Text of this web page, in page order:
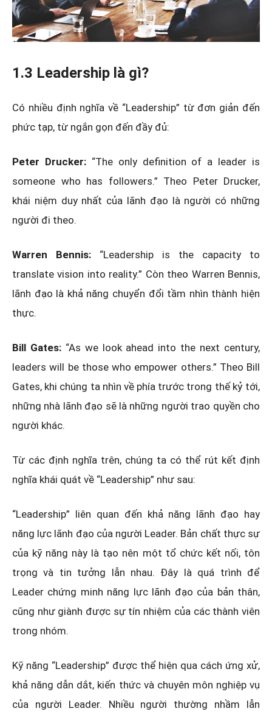
1.3 Leadership là gì?
Có nhiều định nghĩa về “Leadership” từ đơn giản đến
phức tạp, từ ngắn gọn đến đầy đủ:
Peter Drucker:“The only definition of a leader is
someone who has followers.” Theo Peter Drucker,
khái niệm duy nhất của lãnh đạo là người có những
người đi theo.
Warren Bennis: “Leadership is the capacity to
translate vision into reality.” Còn theo Warren Bennis,
lãnh đạo là khả năng chuyển đổi tầm nhìn thành hiện
thực.
Bill Gates: “As we look ahead into the next century,
leaders will be those who empower others.” Theo Bill
Gates, khi chúng ta nhìn về phía trước trong thế kỷ tới,
những nhà lãnh đạo sẽ là những người trao quyền cho
người khác.
Từ các định nghĩa trên, chúng ta có thể rút kết định
nghĩa khái quát về “Leadership” như sau:
“Leadership” liên quan đến khả năng lãnh đạo hay
năng lực lãnh đạo của người Leader. Bản chất thực sự
của kỹ năng này là tạo nên một tổ chức kết nối, tôn
trọng và tin tưởng lẫn nhau. Đây là quá trình để
Leader chứng minh năng lực lãnh đạo của bản thân,
cũng như giành được sự tín nhiệm của các thành viên
trong nhóm.
Kỹ năng “Leadership” được thể hiện qua cách ứng xử,
khả năng dẫn dắt, kiến thức và chuyên môn nghiệp vụ
của người Leader. Nhiều người thường nhầm lẫn